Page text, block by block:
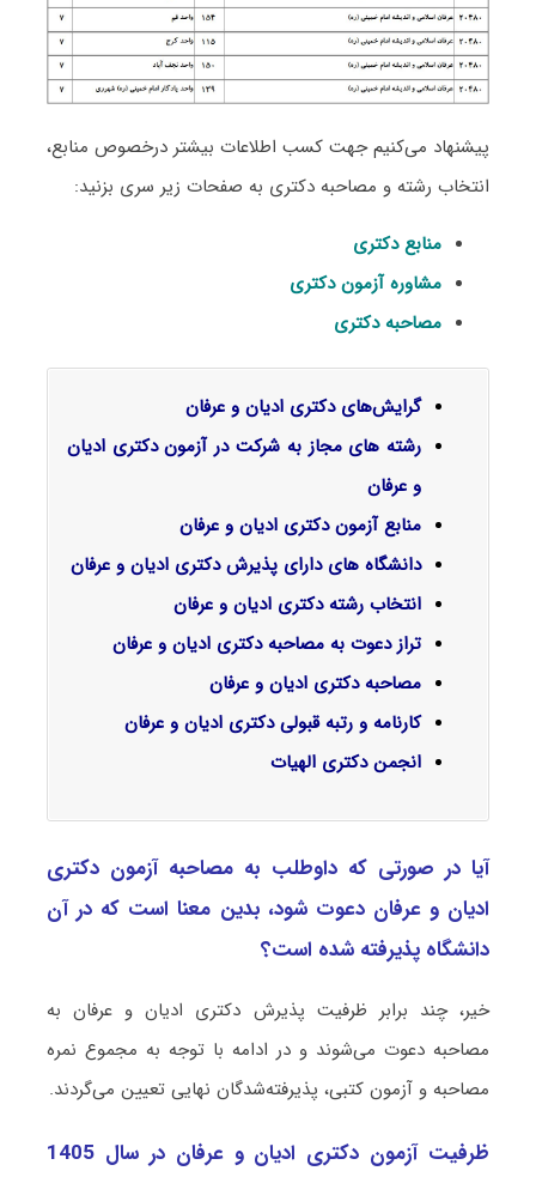
پیشنهاد می‌کنیم جهت کسب اطلاعات بیشتر درخصوص منابع،
انتخاب رشته و مصاحبه دکتری به صفحات زیر سری بزنید:
منابع دکتری
مشاوره آزمون دکتری
مصاحبه دکتری
گرایش‌های دکتری ادﻳﺎن و ﻋﺮﻓﺎن
رشته های مجاز به شرکت در آزمون دکتری ادیان
و عرفان
منابع آزمون دکتری ادیان و عرفان
دانشگاه های دارای پذیرش دکتری ادیان و عرفان
انتخاب رشته دکتری ادیان و عرفان
تراز دعوت به مصاحبه دکتری ادیان و عرفان
مصاحبه دکتری ادیان و عرفان
کارنامه و رتبه قبولی دکتری ادیان و عرفان
انجمن دکتری الهیات
آیا در صورتی که داوطلب به مصاحبه آزمون دکتری
ادﻳﺎن و ﻋﺮﻓﺎن دعوت شود، بدین معنا است که در آن
دانشگاه پذیرفته شده است؟
خیر، چند برابر ظرفیت پذیرش دکتری ادﻳﺎن و ﻋﺮﻓﺎن به
مصاحبه دعوت می‌شوند و در ادامه با توجه به مجموع نمره
مصاحبه و آزمون کتبی، پذیرفته‌شدگان نهایی تعیین می‌گردند.
ظرفیت آزمون دکتری ادﻳﺎن و ﻋﺮﻓﺎن در سال 1405